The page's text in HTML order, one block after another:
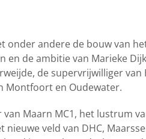
onder andere de bouw van
en de ambitie van Marieke
de supervrijwilliger van
Montfoort en Oudewater.
Maarn MC1, het lustrum
nieuwe veld van DHC,